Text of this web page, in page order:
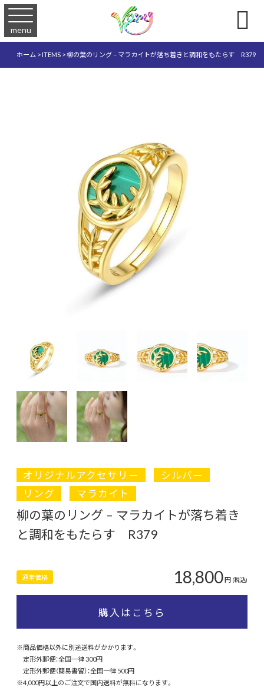
menu 
ホーム>ITEMS>柳の葉のリング – マラカイトが落ち着きと調和をもたらす R379
オリジナルアクセサリー
シルバー
リング
マラカイト
柳の葉のリング – マラカイトが落ち着き
と調和をもたらす R379
通常価格 18,800円 (税込)
購入はこちら
※商品価格以外に別途送料がかかります。
定形外郵便：全国一律 300円
定形外郵便（簡易書留）：全国一律 500円
※4,000円以上のご注文で国内送料が無料になります。